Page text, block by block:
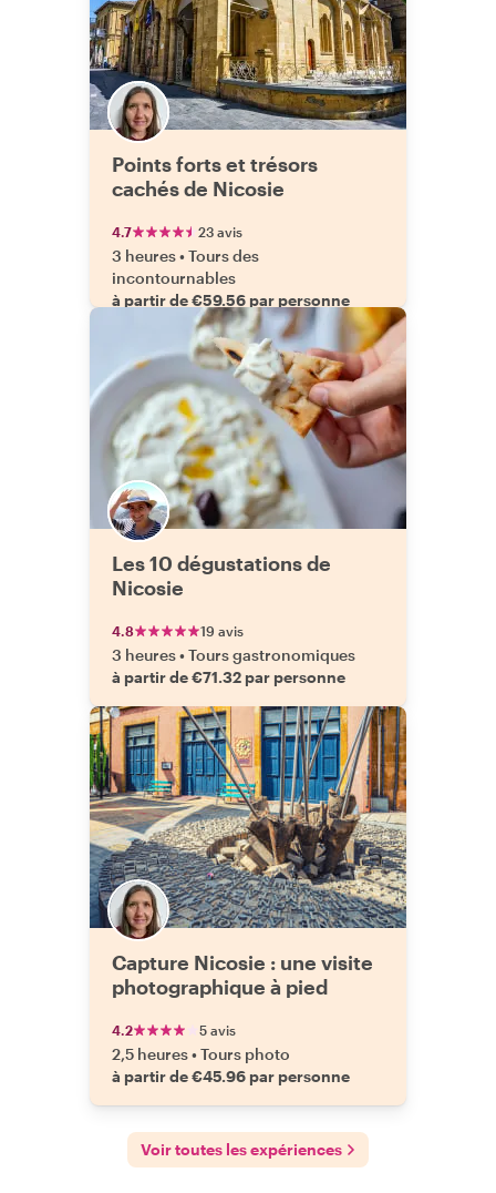
Points forts et trésors
cachés de Nicosie
4.7 23 avis
3 heures•Tours des
incontournables
à partir de €59.56 par personne
Les 10 dégustations de
Nicosie
4.8 19 avis
3 heures•Tours gastronomiques
à partir de €71.32 par personne
Capture Nicosie : une visite
photographique à pied
4.2 5 avis
2,5 heures•Tours photo
à partir de €45.96 par personne
Voir toutes les expériences